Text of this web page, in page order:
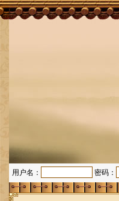
用户名： 密码：